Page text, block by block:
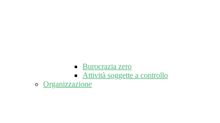
Burocrazia zero
Attività soggette a controllo
Organizzazione